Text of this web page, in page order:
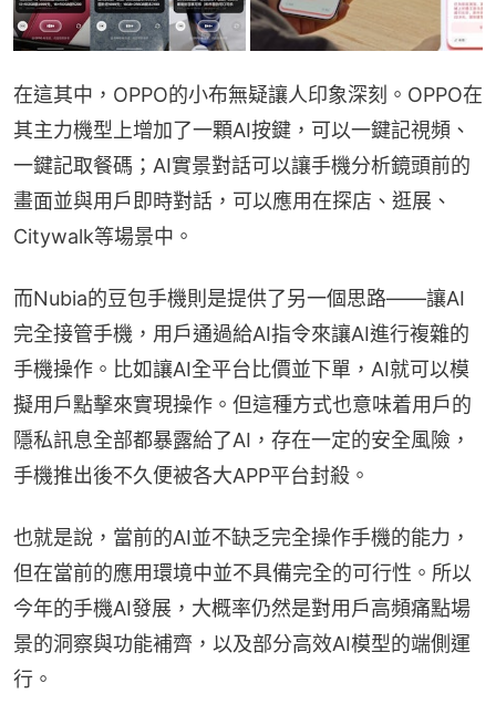
在這其中，OPPO的小布無疑讓人印象深刻。OPPO在
其主力機型上增加了一顆AI按鍵，可以一鍵記視頻、
一鍵記取餐碼；AI實景對話可以讓手機分析鏡頭前的
畫面並與用戶即時對話，可以應用在探店、逛展、
Citywalk等場景中。
而Nubia的豆包手機則是提供了另一個思路——讓AI
完全接管手機，用戶通過給AI指令來讓AI進行複雜的
手機操作。比如讓AI全平台比價並下單，AI就可以模
擬用戶點擊來實現操作。但這種方式也意味着用戶的
隱私訊息全部都暴露給了AI，存在一定的安全風險，
手機推出後不久便被各大APP平台封殺。
也就是說，當前的AI並不缺乏完全操作手機的能力，
但在當前的應用環境中並不具備完全的可行性。所以
今年的手機AI發展，大概率仍然是對用戶高頻痛點場
景的洞察與功能補齊，以及部分高效AI模型的端側運
行。